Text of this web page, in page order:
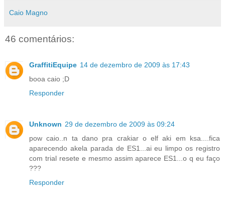
Caio Magno
46 comentários:
GraffitiEquipe 14 de dezembro de 2009 às 17:43
booa caio ;D
Responder
Unknown 29 de dezembro de 2009 às 09:24
pow caio..n ta dano pra crakiar o elf aki em ksa....fica
aparecendo akela parada de ES1...ai eu limpo os registro
com trial resete e mesmo assim aparece ES1...o q eu faço
???
Responder